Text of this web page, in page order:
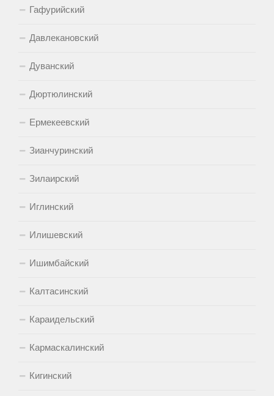
Гафурийский
Давлекановский
Дуванский
Дюртюлинский
Ермекеевский
Зианчуринский
Зилаирский
Иглинский
Илишевский
Ишимбайский
Калтасинский
Караидельский
Кармаскалинский
Кигинский